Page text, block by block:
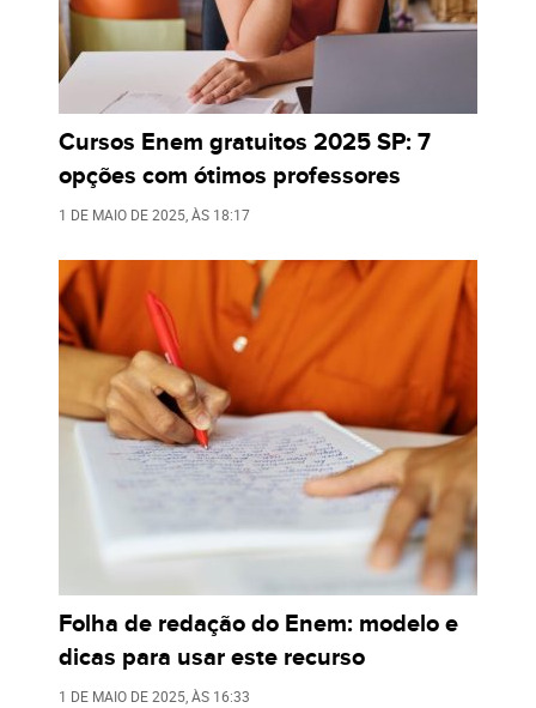
Cursos Enem gratuitos 2025 SP: 7
opções com ótimos professores
1 DE MAIO DE 2025 , ÀS 18:17
Folha de redação do Enem: modelo e
dicas para usar este recurso
1 DE MAIO DE 2025 , ÀS 16:33